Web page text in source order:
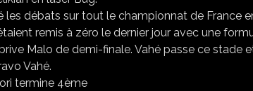
les débats sur tout le championnat de France
remis à zéro le dernier jour avec une
Malo de demi-finale. Vahé passe ce stade
Vahé.
termine 4ème